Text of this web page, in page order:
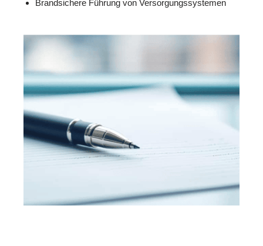
Brandsichere Führung von Versorgungssystemen